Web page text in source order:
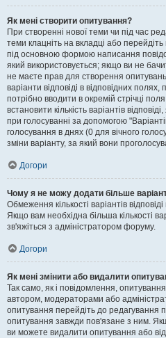
Як мені створити опитування?
При створенні нової теми чи під час
теми клацніть на вкладці або
під основною формою написання
який використовується; якщо ви не
не маєте прав для створення
варіанти відповіді в відповідних
потрібно вводити в окремій стрічці
встановити кількість варіантів
при голосуванні за допомогою
голосування в днях (0 для вічного
зміни варіанту, за який вони
Догори
Чому я не можу додати більше
Обмеження кількості варіантів
Якщо вам необхідна більша кількості
зв'яжіться з адміністратором форуму.
Догори
Як мені змінити або видалити
Так само, як і повідомлення,
автором, модераторами або
опитування перейдіть до редагування
опитування завжди пов'язане з ним.
ви можете видалити опитування або